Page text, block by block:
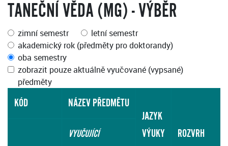
TANEČNÍ VĚDA (MG) - VÝBĚR
zimní semestr
letní semestr
akademický rok (předměty pro doktorandy)
oba semestry
zobrazit pouze aktuálně vyučované (vypsané)
předměty
KÓD
NÁZEV PŘEDMĚTU
JAZYK
VÝUKY
ROZVRH
VYUČUJÍCÍ